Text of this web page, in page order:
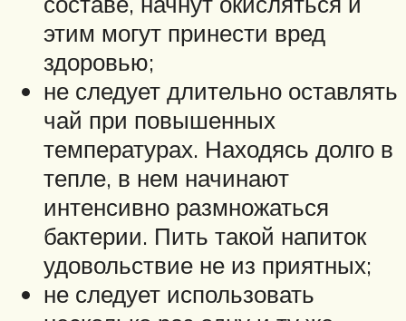
этим могут принести вред
здоровью;
не следует длительно оставлять
чай при повышенных
температурах. Находясь долго в
тепле, в нем начинают
интенсивно размножаться
бактерии. Пить такой напиток
удовольствие не из приятных;
не следует использовать